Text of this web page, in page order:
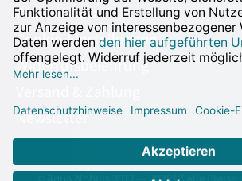
Datenschutz
Cookie-Einstellungen
Widerrufsbelehrung
Newsletter